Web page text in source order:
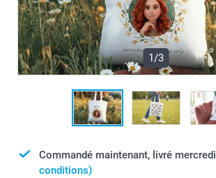
1/3
Commandé maintenant, livré mercredi
conditions)